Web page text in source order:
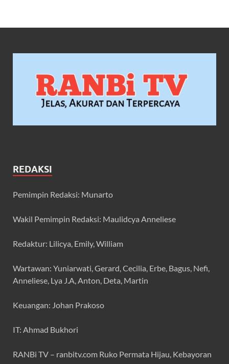
REDAKSI
Pemimpin Redaksi: Munarto
Wakil Pemimpin Redaksi: Maulidcya Anneliese
Redaktur: Lilicya, Emily, William
Wartawan: Yuniarwati, Gerard, Cecilia, Erbe, Bagus, Nefi,
Anneliese, Lya J.A, Anton, Deta, Martin
Keuangan: Johan Prakoso
IT: Ahmad Bukhori
RANBi TV – ranbitv.com Ruko Permata Hijau, Kebayoran